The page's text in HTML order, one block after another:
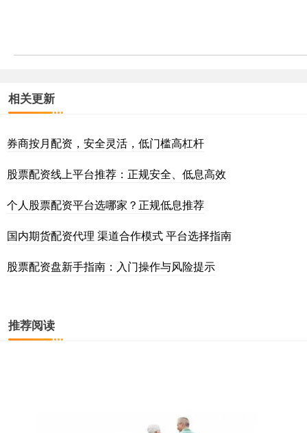
相关更新
券商按月配资，安全灵活，低门槛高杠杆
股票配资线上平台推荐：正规安全、低息高效
个人股票配资平台选哪家？正规低息推荐
国内期货配资代理 渠道合作模式 平台选择指南
股票配资盘新手指南：入门操作与风险提示
推荐阅读